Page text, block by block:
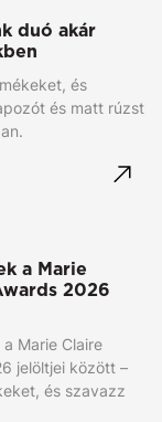
duó akár
és
és matt rúzst
a Marie
2026
Marie Claire
jelöltjei között –
és szavazz